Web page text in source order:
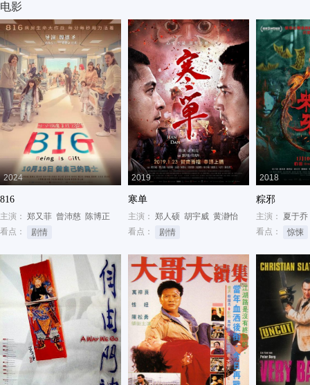
电影
2024
816
主演： 郑又菲 曾沛慈 陈博正
看点：
剧情
2019
寒单
主演： 郑人硕 胡宇威 黄瀞怡
看点：
剧情
2018
粽邪
主演： 夏于乔
看点：
惊悚